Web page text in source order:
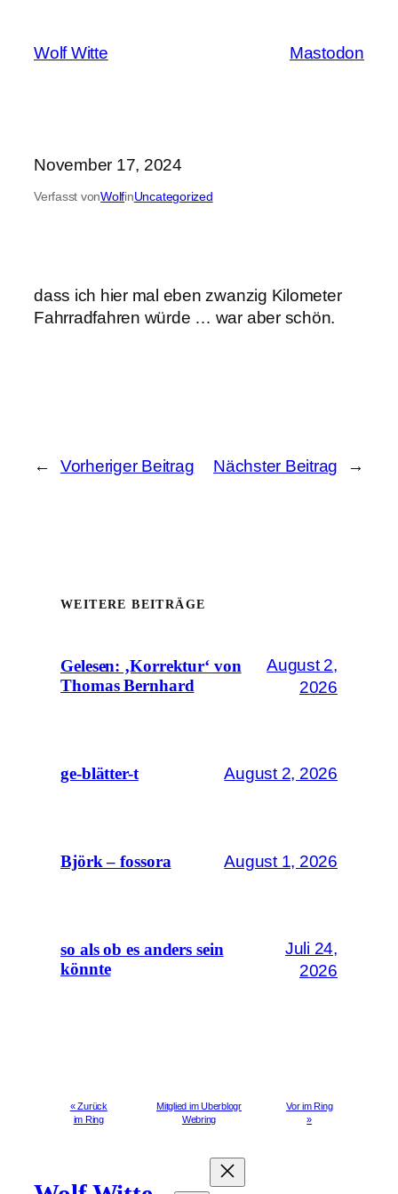
springen
Wolf Witte Mastodon
November 17, 2024
Verfasst vonWolfinUncategorized
dass ich hier mal eben zwanzig Kilometer
Fahrradfahren würde … war aber schön.
← Vorheriger Beitrag Nächster Beitrag →
WEITERE BEITRÄGE
Gelesen: ‚Korrektur‘ von
Thomas Bernhard
August 2,
2026
ge-blätter-t August 2, 2026
Björk – fossora August 1, 2026
so als ob es anders sein
könnte
Juli 24,
2026
« Zurück
im Ring
Mitglied im Uberblogr
Webring
Vor im Ring
»